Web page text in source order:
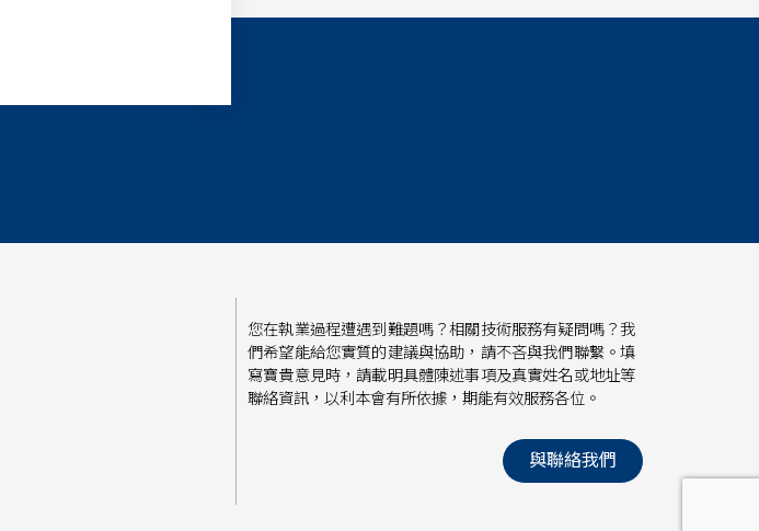
您在執業過程遭遇到難題嗎？相關技術服務有疑問嗎？我
們希望能給您實質的建議與協助，請不吝與我們聯繫。填
寫寶貴意見時，請載明具體陳述事項及真實姓名或地址等
聯絡資訊，以利本會有所依據，期能有效服務各位。
與聯絡我們